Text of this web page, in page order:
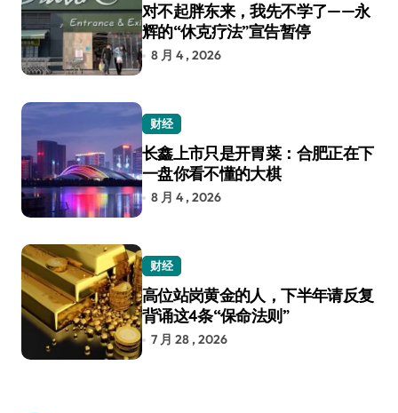
对不起胖东来，我先不学了——永
辉的“休克疗法”宣告暂停
8 月 4 , 2026
财经
长鑫上市只是开胃菜：合肥正在下
一盘你看不懂的大棋
8 月 4 , 2026
财经
高位站岗黄金的人，下半年请反复
背诵这4条“保命法则”
7 月 28 , 2026